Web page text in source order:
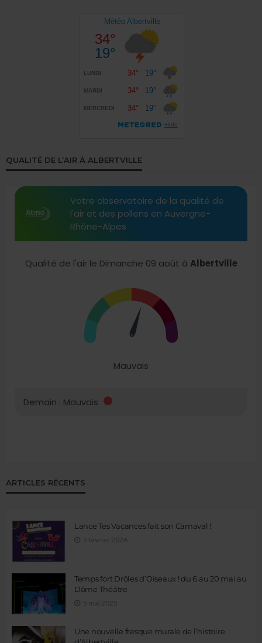
QUALITÉ DE L’AIR À ALBERTVILLE
ARTICLES RÉCENTS
Lance Tes Vacances fait son Carnaval !
5 février 2026
Temps fort Drôles d’Oiseaux ! du 6 au 20 mai au
Dôme Théâtre
5 mai 2025
Une nouvelle fresque murale de l’histoire